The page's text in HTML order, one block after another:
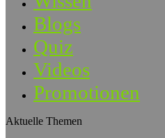
Blogs
Quiz
Videos
Promotionen
Aktuelle Themen